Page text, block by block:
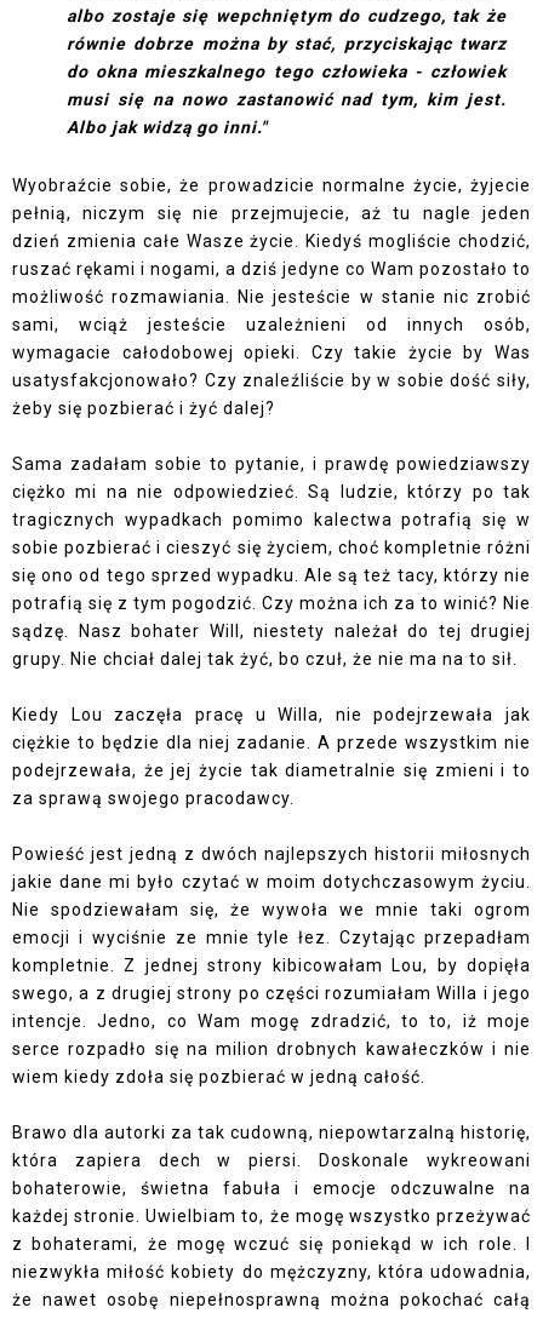
albo zostaje się wepchniętym do cudzego, tak że
równie dobrze można by stać, przyciskając twarz
do okna mieszkalnego tego człowieka - człowiek
musi się na nowo zastanowić nad tym, kim jest.
Albo jak widzą go inni."
Wyobraźcie sobie, że prowadzicie normalne życie, żyjecie
pełnią, niczym się nie przejmujecie, aż tu nagle jeden
dzień zmienia całe Wasze życie. Kiedyś mogliście chodzić,
ruszać rękami i nogami, a dziś jedyne co Wam pozostało to
możliwość rozmawiania. Nie jesteście w stanie nic zrobić
sami, wciąż jesteście uzależnieni od innych osób,
wymagacie całodobowej opieki. Czy takie życie by Was
usatysfakcjonowało? Czy znaleźliście by w sobie dość siły,
żeby się pozbierać i żyć dalej?
Sama zadałam sobie to pytanie, i prawdę powiedziawszy
ciężko mi na nie odpowiedzieć. Są ludzie, którzy po tak
tragicznych wypadkach pomimo kalectwa potrafią się w
sobie pozbierać i cieszyć się życiem, choć kompletnie różni
się ono od tego sprzed wypadku. Ale są też tacy, którzy nie
potrafią się z tym pogodzić. Czy można ich za to winić? Nie
sądzę. Nasz bohater Will, niestety należał do tej drugiej
grupy. Nie chciał dalej tak żyć, bo czuł, że nie ma na to sił.
Kiedy Lou zaczęła pracę u Willa, nie podejrzewała jak
ciężkie to będzie dla niej zadanie. A przede wszystkim nie
podejrzewała, że jej życie tak diametralnie się zmieni i to
za sprawą swojego pracodawcy.
Powieść jest jedną z dwóch najlepszych historii miłosnych
jakie dane mi było czytać w moim dotychczasowym życiu.
Nie spodziewałam się, że wywoła we mnie taki ogrom
emocji i wyciśnie ze mnie tyle łez. Czytając przepadłam
kompletnie. Z jednej strony kibicowałam Lou, by dopięła
swego, a z drugiej strony po części rozumiałam Willa i jego
intencje. Jedno, co Wam mogę zdradzić, to to, iż moje
serce rozpadło się na milion drobnych kawałeczków i nie
wiem kiedy zdoła się pozbierać w jedną całość.
Brawo dla autorki za tak cudowną, niepowtarzalną historię,
która zapiera dech w piersi. Doskonale wykreowani
bohaterowie, świetna fabuła i emocje odczuwalne na
każdej stronie. Uwielbiam to, że mogę wszystko przeżywać
z bohaterami, że mogę wczuć się poniekąd w ich role. I
niezwykła miłość kobiety do mężczyzny, która udowadnia,
że nawet osobę niepełnosprawną można pokochać całą